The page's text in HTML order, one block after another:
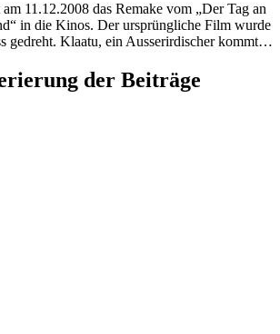
in die Kinos. Der ursprüngliche Film wurde
gedreht. Klaatu, ein Ausserirdischer kommt…
der Beiträge